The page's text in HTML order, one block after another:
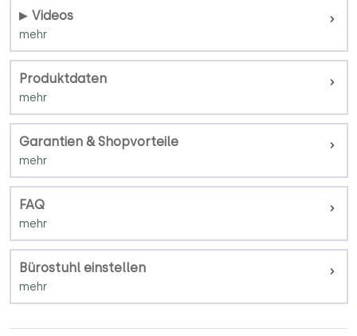
Videos
Produktdaten
Garantien & Shopvorteile
FAQ
Bürostuhl einstellen